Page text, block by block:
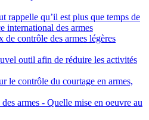
rappelle qu’il est plus que temps de
international des armes
de contrôle des armes légères
outil afin de réduire les activités
le contrôle du courtage en armes,
armes - Quelle mise en oeuvre au